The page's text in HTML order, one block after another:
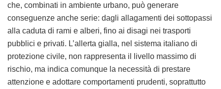
che, combinati in ambiente urbano, può generare
conseguenze anche serie: dagli allagamenti dei sottopassi
alla caduta di rami e alberi, fino ai disagi nei trasporti
pubblici e privati. L’allerta gialla, nel sistema italiano di
protezione civile, non rappresenta il livello massimo di
rischio, ma indica comunque la necessità di prestare
attenzione e adottare comportamenti prudenti, soprattutto